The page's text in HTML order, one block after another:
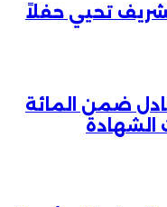
تحيي حفلاً
ضمن المائة
الشهادة